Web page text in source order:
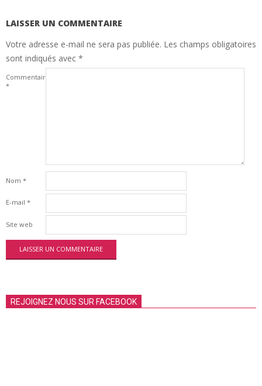
05
LAISSER UN COMMENTAIRE
Votre adresse e-mail ne sera pas publiée. Les champs obligatoires
sont indiqués avec *
Commentaire
*
Nom *
E-mail *
Site web
REJOIGNEZ NOUS SUR FACEBOOK